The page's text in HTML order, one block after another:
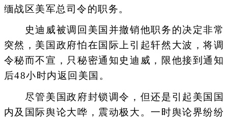
缅战区美军总司令的职务。
史迪威被调回美国并撤销他职务的决定非常
突然，美国政府怕在国际上引起轩然大波，将调
令秘而不宣，只秘密通知史迪威，限他接到通知
后48小时内返回美国。
尽管美国政府封锁调令，但还是引起美国国
内及国际舆论大哗，震动极大。一时舆论界纷纷